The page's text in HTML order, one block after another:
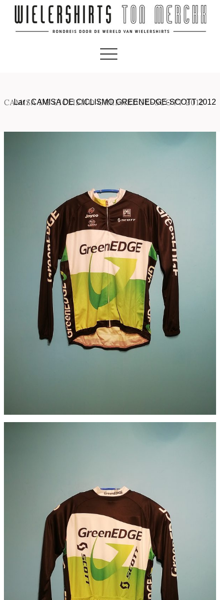
CAMISA DE CICLISMO GREENEDGE-SCOTT 2012
Lar/CAMISA DE CICLISMO GREENEDGE-SCOTT 2012